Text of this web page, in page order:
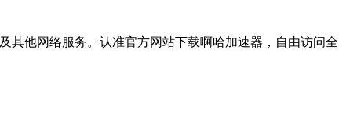
其他网络服务。认准官方网站下载啊哈加速器，自由访问